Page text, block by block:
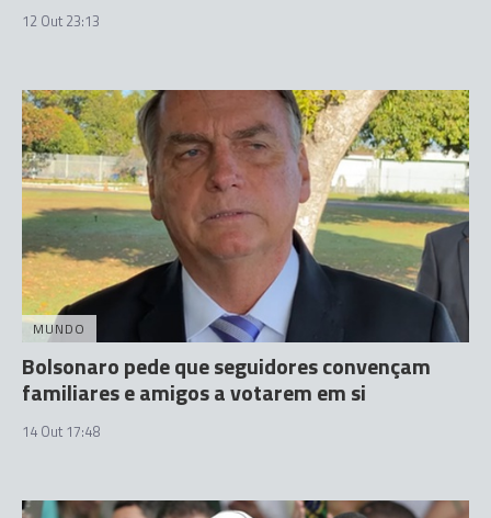
12 Out 23:13
MUNDO
Bolsonaro pede que seguidores convençam
familiares e amigos a votarem em si
14 Out 17:48